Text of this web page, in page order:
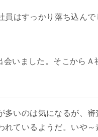
はすっかり落ち込ん
いました。そこからＡ
多いのは気になるが、審
ているようだ。いや～